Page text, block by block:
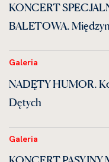
KONCERT
BALETOWA.
Galeria
NADĘTY HUMOR.
Dętych
Galeria